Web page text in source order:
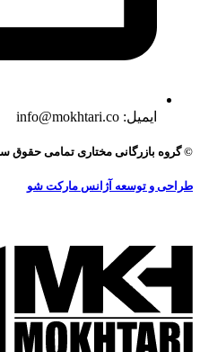
ایمیل: info@mokhtari.co
© گروه بازرگانی مختاری تمامی
طراحی و توسعه آژانس مارکت شو